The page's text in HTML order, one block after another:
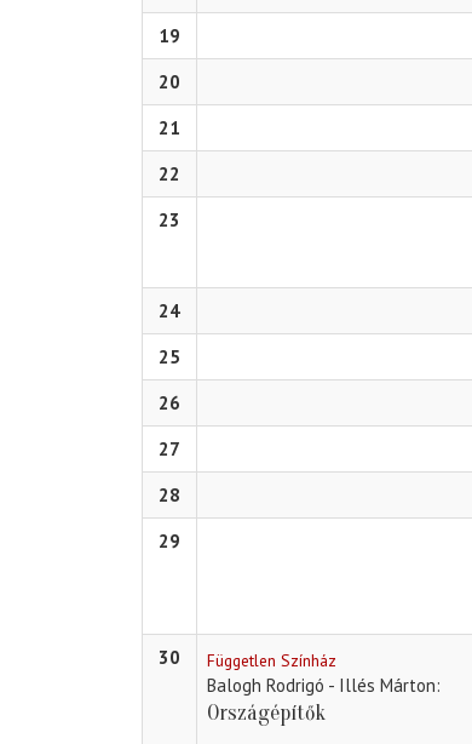
19
20
21
22
23
24
25
26
27
28
29
30 Független Színház
Balogh Rodrigó - Illés Márton
Országépítők